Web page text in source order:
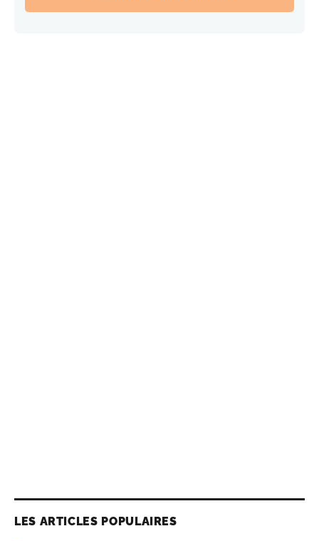
LES ARTICLES POPULAIRES